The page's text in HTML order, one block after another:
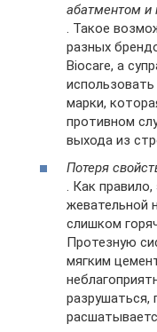
абатментом и
. Такое
разных
Biocare, а
марки,
противном
выхода из
Потеря
. Как
жевательной
слишком
Протезную
мягким
разрушаться,